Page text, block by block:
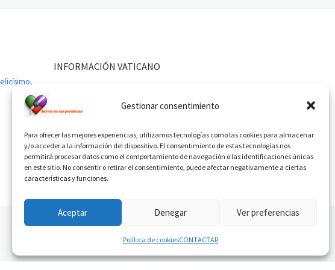
Gestionar consentimiento
Para ofrecer las mejores experiencias, utilizamos tecnologías como las cookies para almacenar
y/o acceder a la información del dispositivo. El consentimiento de estas tecnologías nos
permitirá procesar datos como el comportamiento de navegación o las identificaciones únicas
en este sitio. No consentir o retirar el consentimiento, puede afectar negativamente a ciertas
características y funciones.
Aceptar Denegar Ver preferencias
Política de cookiesCONTACTAR
INFORMACIÓN VATICANO